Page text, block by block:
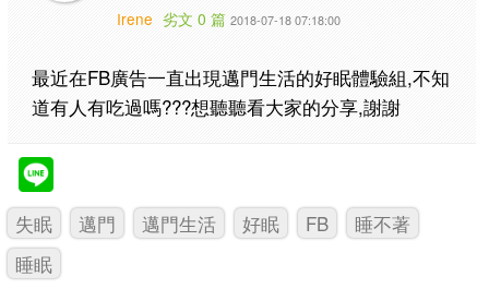
Irene 劣文 0 篇 2018-07-18 07:18:00
最近在FB廣告一直出現邁門生活的好眠體驗組,不知
道有人有吃過嗎???想聽聽看大家的分享,謝謝
失眠 邁門 邁門生活 好眠 FB
睡不著
睡眠